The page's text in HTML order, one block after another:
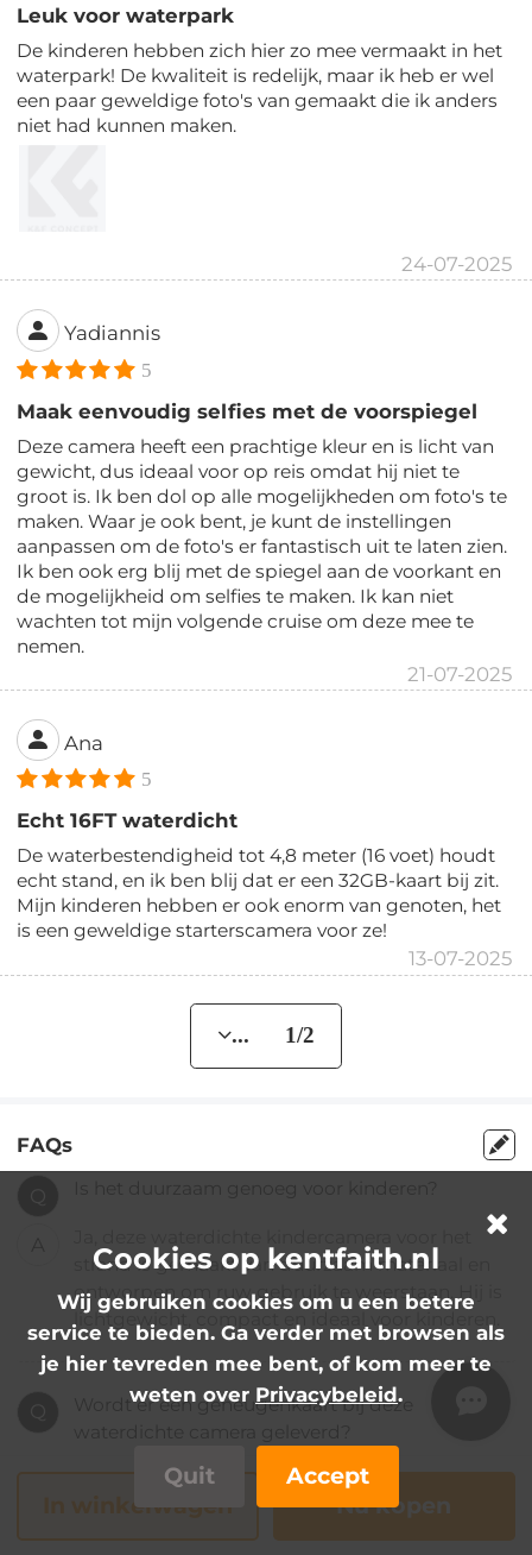
Leuk voor waterpark
De kinderen hebben zich hier zo mee vermaakt in het
waterpark! De kwaliteit is redelijk, maar ik heb er wel
een paar geweldige foto's van gemaakt die ik anders
niet had kunnen maken.
24-07-2025
Yadiannis
5
Maak eenvoudig selfies met de voorspiegel
Deze camera heeft een prachtige kleur en is licht van
gewicht, dus ideaal voor op reis omdat hij niet te
groot is. Ik ben dol op alle mogelijkheden om foto's te
maken. Waar je ook bent, je kunt de instellingen
aanpassen om de foto's er fantastisch uit te laten zien.
Ik ben ook erg blij met de spiegel aan de voorkant en
de mogelijkheid om selfies te maken. Ik kan niet
wachten tot mijn volgende cruise om deze mee te
nemen.
21-07-2025
Ana
5
Echt 16FT waterdicht
De waterbestendigheid tot 4,8 meter (16 voet) houdt
echt stand, en ik ben blij dat er een 32GB-kaart bij zit.
Mijn kinderen hebben er ook enorm van genoten, het
is een geweldige starterscamera voor ze!
13-07-2025
... 1/2
FAQs
strand is gemaakt van duurzaam materiaal en
ontworpen om ruw gebruik te weerstaan. Hij is
lichtgewicht, compact en ideaal voor kinderen.
Wordt er een geheugenkaart bij deze
Ja, een 32GB-geheugenkaart is inbegrepen,
zodat je meteen kunt beginnen met filmen.
In winkelwagen Nu kopen
Cookies op kentfaith.nl
Wij gebruiken cookies om u een betere
service te bieden. Ga verder met browsen als
je hier tevreden mee bent, of kom meer te
weten over Privacybeleid.
Quit Accept